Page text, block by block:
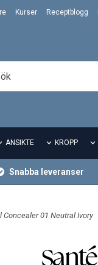
Kurser Receptblogg
ANSIKTE KROPP
Snabba leveranser
Concealer 01 Neutral Ivory